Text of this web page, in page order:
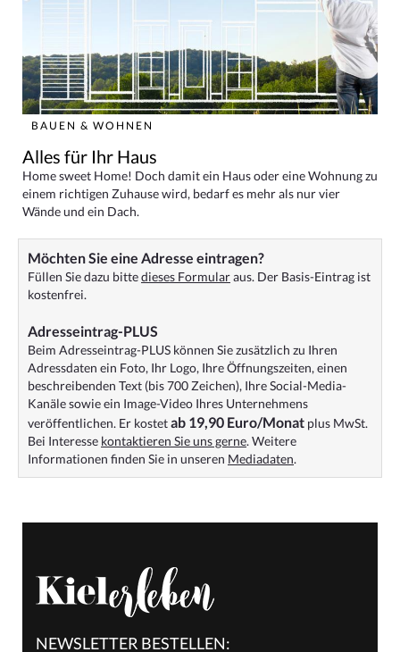
BAUEN & WOHNEN
Alles für Ihr Haus
Home sweet Home! Doch damit ein Haus oder eine Wohnung zu
einem richtigen Zuhause wird, bedarf es mehr als nur vier
Wände und ein Dach.
Möchten Sie eine Adresse eintragen?
Füllen Sie dazu bittedieses Formularaus. Der Basis-Eintrag ist
kostenfrei.
Adresseintrag-PLUS
Beim Adresseintrag-PLUS können Sie zusätzlich zu Ihren
Adressdaten ein Foto, Ihr Logo, Ihre Öffnungszeiten, einen
beschreibenden Text (bis 700 Zeichen), Ihre Social-Media-
Kanäle sowie ein Image-Video Ihres Unternehmens
veröffentlichen. Er kostetab 19,90 Euro/Monat plus MwSt.
Bei Interesse kontaktieren Sie uns gerne. Weitere
Informationen finden Sie in unseren Mediadaten.
NEWSLETTER BESTELLEN: